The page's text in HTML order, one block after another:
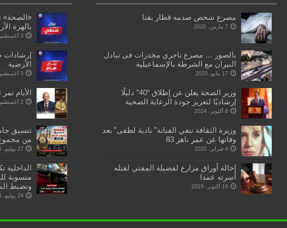
مصرع شخص صدمه قطار بقنا
7 مارس، 2020
بالصور … مصرع تاجري مخدرات فى تبادل
النيران مع الشرطة بالإسماعيلية
17 مايو، 2020
وزير الصحة يعلن عن إطلاق “40” دليلًا
إرشاديًا لتعزيز جودة الرعاية الصحية
8 أكتوبر، 2024
وزيرة الثقافة تنعي الفنانة” نادية لطفى” بعد
وفاتها عن عمر ناهز 83
4 فبراير، 2020
إحالة أوراق مزارع لفضيلة المفتي لقتله
أسرته عمدا
19 أكتوبر، 2019
«الصحة»
بالهزة
3 أغسطس، 2026
إرشادات
الأرضية
3 أغسطس، 2026
الأيام
2 أغسطس، 2026
من مجموع 50%
27 يوليو، 2026
منسوبة
وتضبط
24 يوليو، 2026